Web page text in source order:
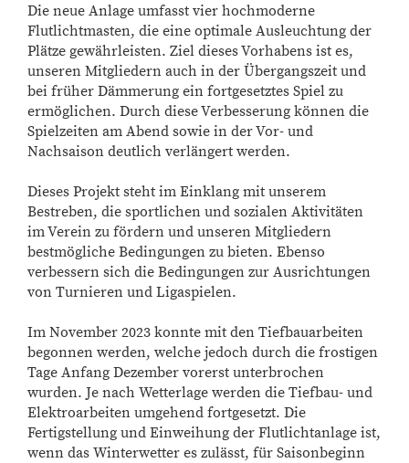
Die neue Anlage umfasst vier hochmoderne
Flutlichtmasten, die eine optimale Ausleuchtung der
Plätze gewährleisten. Ziel dieses Vorhabens ist es,
unseren Mitgliedern auch in der Übergangszeit und
bei früher Dämmerung ein fortgesetztes Spiel zu
ermöglichen. Durch diese Verbesserung können die
Spielzeiten am Abend sowie in der Vor- und
Nachsaison deutlich verlängert werden.
Dieses Projekt steht im Einklang mit unserem
Bestreben, die sportlichen und sozialen Aktivitäten
im Verein zu fördern und unseren Mitgliedern
bestmögliche Bedingungen zu bieten. Ebenso
verbessern sich die Bedingungen zur Ausrichtungen
von Turnieren und Ligaspielen.
Im November 2023 konnte mit den Tiefbauarbeiten
begonnen werden, welche jedoch durch die frostigen
Tage Anfang Dezember vorerst unterbrochen
wurden. Je nach Wetterlage werden die Tiefbau- und
Elektroarbeiten umgehend fortgesetzt. Die
Fertigstellung und Einweihung der Flutlichtanlage ist,
wenn das Winterwetter es zulässt, für Saisonbeginn